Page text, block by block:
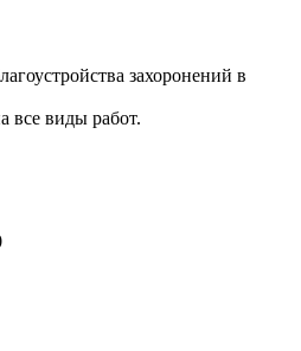
захоронений в
все виды работ.